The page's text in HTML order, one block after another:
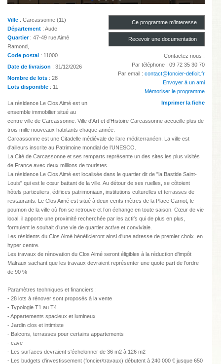
Ce programme m'interesse
Recevoir une documentation
Contactez nous :
Par téléphone : 09 72 35 30 70
Par email :contact@foncier-deficit.fr
Envoyer à un ami
Mémoriser le programme
Imprimer la fiche
Ville : Carcassonne (11)
Département : Aude
Quartier: 47-49 rue Aimé
Ramond,
Code postal : 11000
Date de livraison : 31/12/2026
Nombre de lots : 28
Lots disponible : 11
La résidence Le Clos Aimé est un
ensemble immobilier situé au
centre ville de Carcassonne. Ville d'Art et d'Histoire Carcassonne accueille plus de
trois mille nouveaux habitants chaque année.
Carcassonne est une Citadelle médiévale de l’arc méditerranéen. La ville est
d'ailleurs inscrite au Patrimoine mondial de l’UNESCO.
La Cité de Carcassonne et ses remparts représente un des sites les plus visités
de France avec deux millions de touristes.
La résidence Le Clos Aimé est localisée dans le quartier dit de "la Bastide Saint-
Louis" qui est le cœur battant de la ville. Au détour de ses ruelles, se côtoient
hôtels particuliers, édifices patrimoniaux, institutions culturelles et terrasses de
restaurants. Le Clos Aimé est situé à deux cents mètres de la Place Carnot, le
poumon de la ville où l’on se retrouve et l’on échange en toute saison. Cœur de vie
local, il apporte une proximité recherchée par les actifs qui de plus en plus,
formulent le souhait d’une vie de quartier active et conviviale.
Les résidents du Clos Aimé bénéficieront ainsi d'une adresse de premier choix. en
hyper centre.
Les travaux de rénovation du Clos Aimé seront éligibles à la réduction d'impôt
Malraux sachant que les travaux devraient représenter une quote part de l'ordre
de 90 %
Paramètres techniques et financiers :
- 28 lots à rénover sont proposés à la vente
- Typologie T1 au T4
- Appartements spacieux et lumineux
- Jardin clos et intimiste
- Balcons, terrasses pour certains appartements
- cave
- Les surfaces devraient s'échelonner de 36 m2 à 126 m2
- Les budgets d'investissement (foncier/travaux) débutent à 240 000 € jusque 650